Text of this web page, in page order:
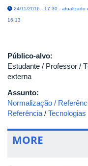
24/11/2016 - 17:30 - atualizado
16:13
Público-alvo:
Estudante / Professor /
externa
Assunto:
Normalização /
Referência / Tecnologias
MORE